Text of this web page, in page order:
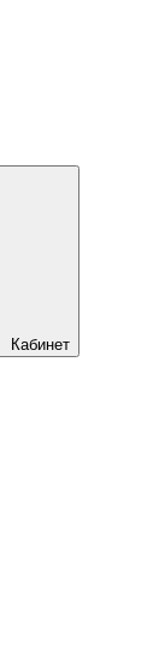
Кабинет